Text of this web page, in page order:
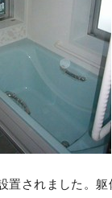
置されました。